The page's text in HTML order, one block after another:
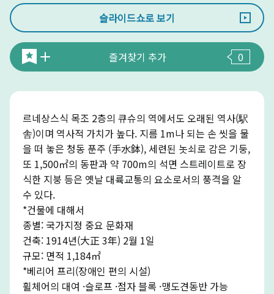
슬라이드쇼로 보기
즐겨찾기 추가 0
르네상스식 목조 2층의 큐슈의 역에서도 오래된 역사(駅
舎)이며 역사적 가치가 높다. 지름 1m나 되는 손 씻을 물
을 떠 놓은 청동 푼주 (手水鉢), 세련된 놋쇠로 감은 기둥,
또 1,500㎡의 동판과 약 700m의 석면 스트레이트로 장
식한 지붕 등은 옛날 대륙교통의 요소로서의 풍격을 알
수 있다.
*건물에 대해서
종별: 국가지정 중요 문화재
건축: 1914년(大正 3年) 2월 1일
규모: 면적 1,184㎡
*베리어 프리(장애인 편의 시설)
휠체어의 대여 ·슬로프 ·점자 블록 ·맹도견동반 가능